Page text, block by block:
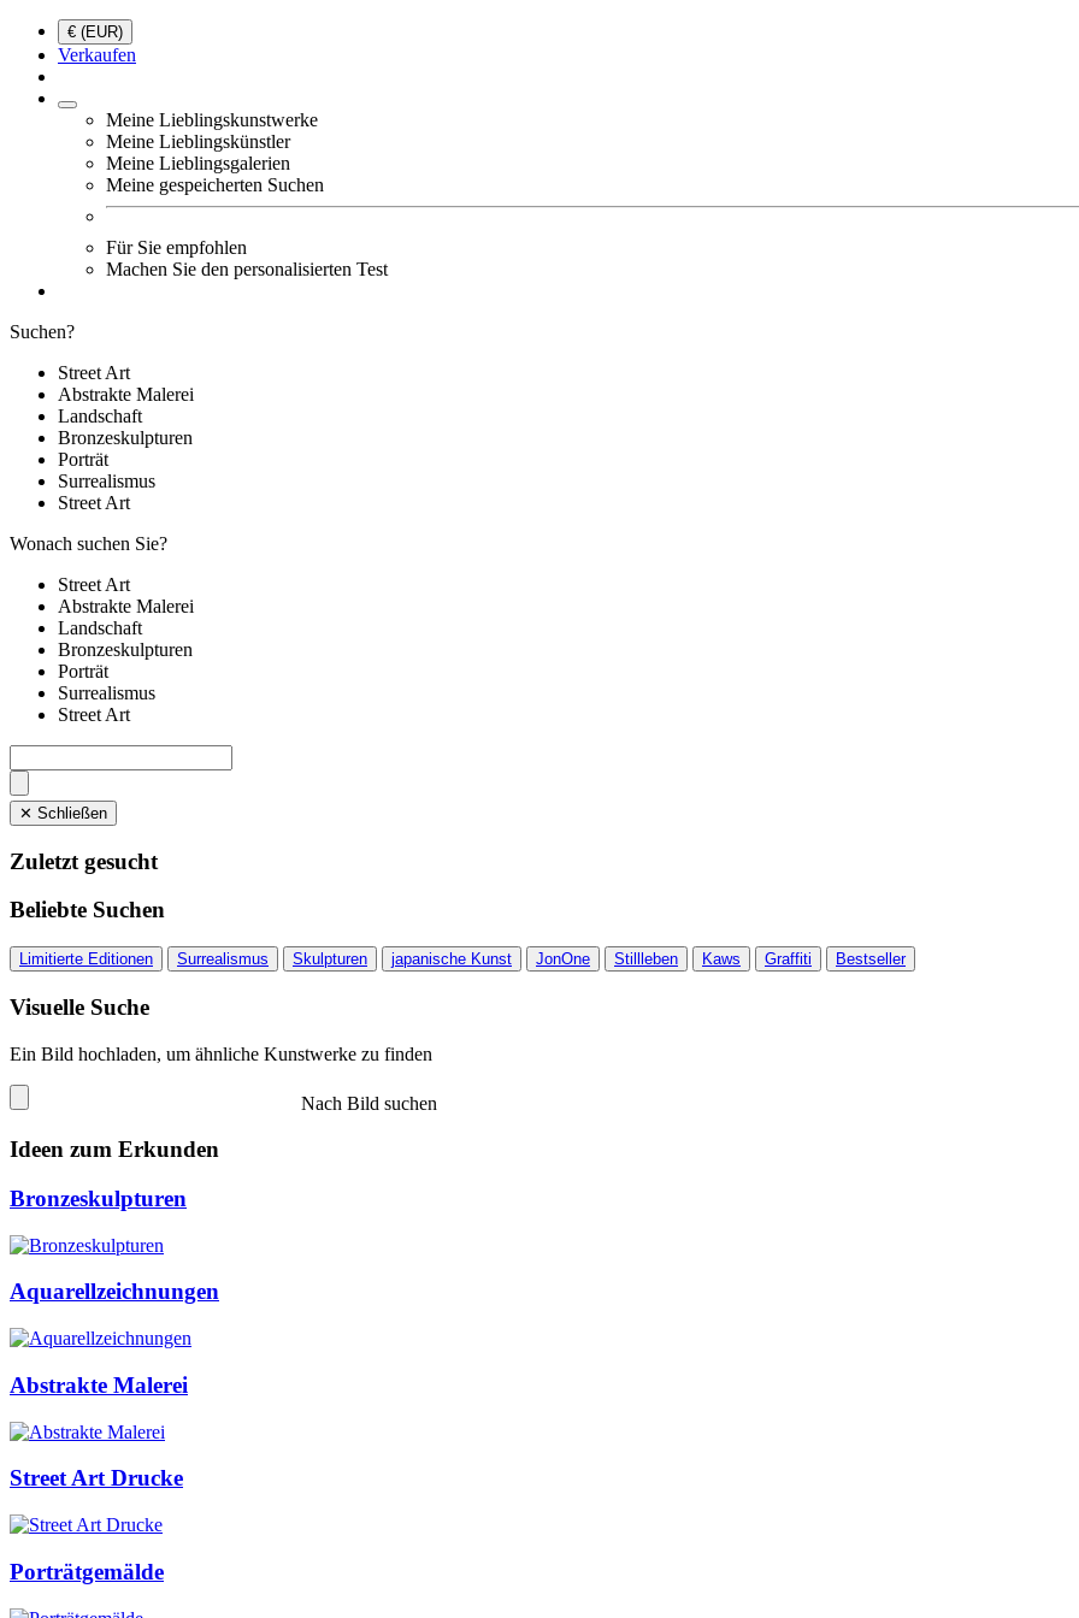
€ (EUR)
Verkaufen
Meine Lieblingskunstwerke
Meine Lieblingskünstler
Meine Lieblingsgalerien
Meine gespeicherten Suchen
Für Sie empfohlen
Machen Sie den personalisierten Test
Suchen?
Street Art
Abstrakte Malerei
Landschaft
Bronzeskulpturen
Porträt
Surrealismus
Street Art
Wonach suchen Sie?
Street Art
Abstrakte Malerei
Landschaft
Bronzeskulpturen
Porträt
Surrealismus
Street Art
✕ Schließen
Zuletzt gesucht
Beliebte Suchen
Limitierte Editionen Surrealismus Skulpturen japanische Kunst JonOne Stillleben Kaws Graffiti Bestseller
Visuelle Suche
Ein Bild hochladen, um ähnliche Kunstwerke zu finden
Nach Bild suchen
Ideen zum Erkunden
Bronzeskulpturen
Aquarellzeichnungen
Abstrakte Malerei
Street Art Drucke
Porträtgemälde